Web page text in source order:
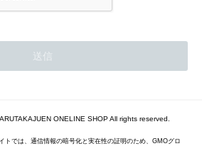
ONELINE SHOP All rights reserved.
トでは、通信情報の暗号化と実在性の証明のため、GMOグロ